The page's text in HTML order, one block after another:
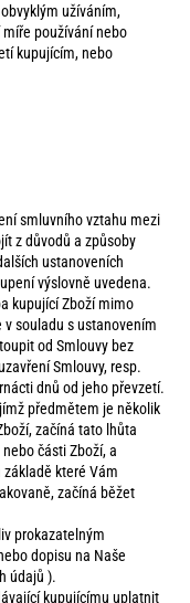
užíváním,
používání nebo
kupujícím, nebo
smluvního vztahu mezi
z důvodů a způsoby
ustanoveních
výslovně uvedena.
kupující Zboží mimo
souladu s ustanovením
od Smlouvy bez
Smlouvy, resp.
dnů od jeho převzetí.
předmětem je několik
začíná tato lhůta
části Zboží, a
které Vám
začíná běžet
prokazatelným
dopisu na Naše
údajů ).
kupujícímu uplatnit